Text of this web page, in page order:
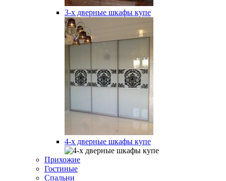
3-х дверные шкафы купе
4-х дверные шкафы купе
Прихожие
Гостиные
Спальни